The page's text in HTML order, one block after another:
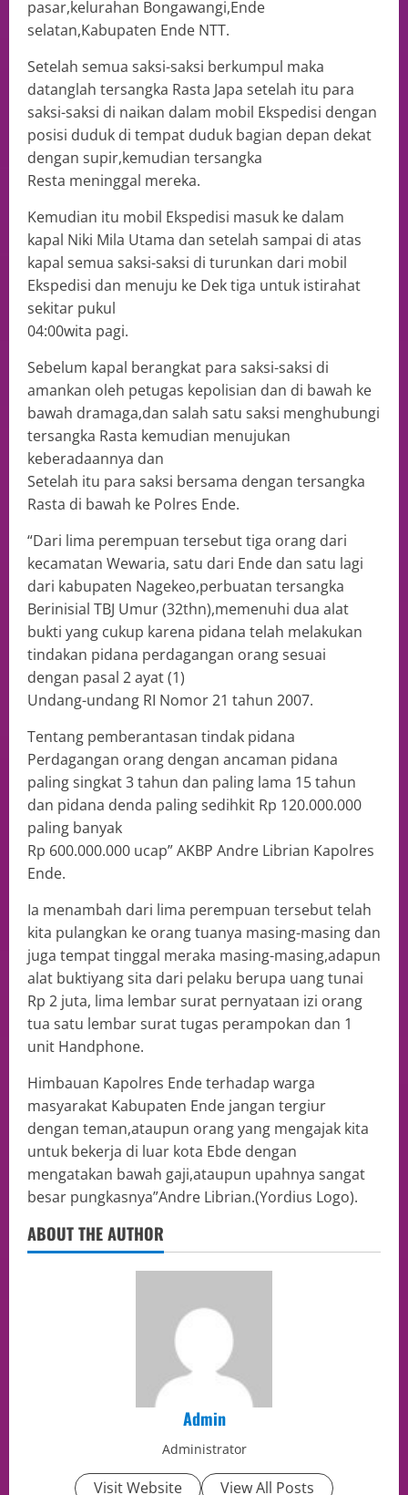
pasar,kelurahan Bongawangi,Ende
selatan,Kabupaten Ende NTT.
Setelah semua saksi-saksi berkumpul maka
datanglah tersangka Rasta Japa setelah itu para
saksi-saksi di naikan dalam mobil Ekspedisi dengan
posisi duduk di tempat duduk bagian depan dekat
dengan supir,kemudian tersangka
Resta meninggal mereka.
Kemudian itu mobil Ekspedisi masuk ke dalam
kapal Niki Mila Utama dan setelah sampai di atas
kapal semua saksi-saksi di turunkan dari mobil
Ekspedisi dan menuju ke Dek tiga untuk istirahat
sekitar pukul
04:00wita pagi.
Sebelum kapal berangkat para saksi-saksi di
amankan oleh petugas kepolisian dan di bawah ke
bawah dramaga,dan salah satu saksi menghubungi
tersangka Rasta kemudian menujukan
keberadaannya dan
Setelah itu para saksi bersama dengan tersangka
Rasta di bawah ke Polres Ende.
“Dari lima perempuan tersebut tiga orang dari
kecamatan Wewaria, satu dari Ende dan satu lagi
dari kabupaten Nagekeo,perbuatan tersangka
Berinisial TBJ Umur (32thn),memenuhi dua alat
bukti yang cukup karena pidana telah melakukan
tindakan pidana perdagangan orang sesuai
dengan pasal 2 ayat (1)
Undang-undang RI Nomor 21 tahun 2007.
Tentang pemberantasan tindak pidana
Perdagangan orang dengan ancaman pidana
paling singkat 3 tahun dan paling lama 15 tahun
dan pidana denda paling sedihkit Rp 120.000.000
paling banyak
Rp 600.000.000 ucap” AKBP Andre Librian Kapolres
Ende.
Ia menambah dari lima perempuan tersebut telah
kita pulangkan ke orang tuanya masing-masing dan
juga tempat tinggal meraka masing-masing,adapun
alat buktiyang sita dari pelaku berupa uang tunai
Rp 2 juta, lima lembar surat pernyataan izi orang
tua satu lembar surat tugas perampokan dan 1
unit Handphone.
Himbauan Kapolres Ende terhadap warga
masyarakat Kabupaten Ende jangan tergiur
dengan teman,ataupun orang yang mengajak kita
untuk bekerja di luar kota Ebde dengan
mengatakan bawah gaji,ataupun upahnya sangat
besar pungkasnya”Andre Librian.(Yordius Logo).
ABOUT THE AUTHOR
Admin
Administrator
Visit Website View All Posts